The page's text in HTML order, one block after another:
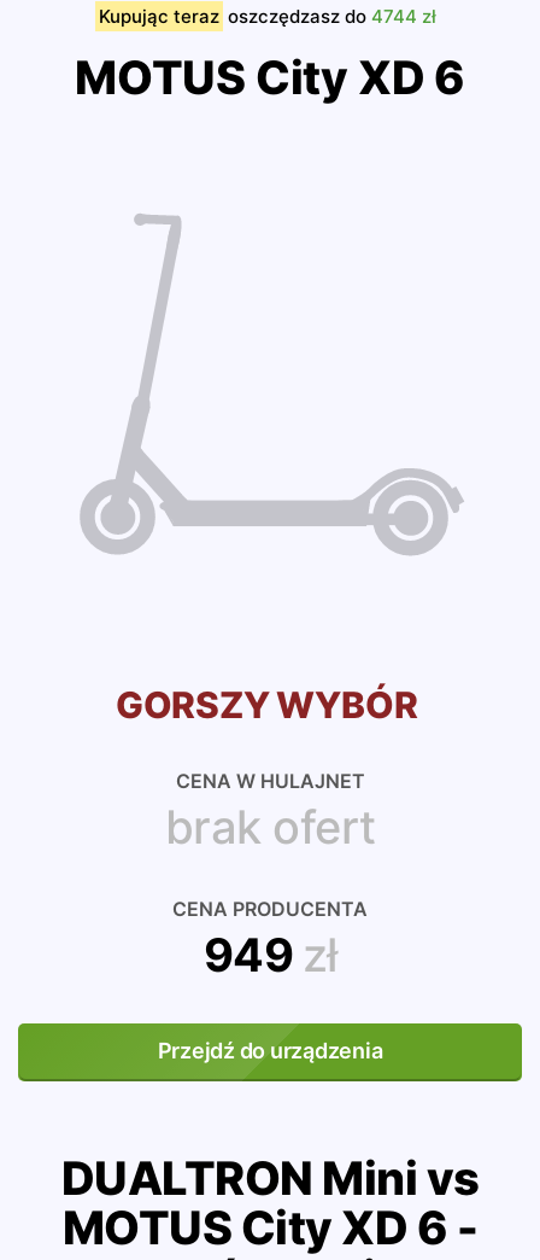
Kupując teraz oszczędzasz do 4744 zł
MOTUS City XD 6
GORSZY WYBÓR
CENA W HULAJNET
brak ofert
CENA PRODUCENTA
949 zł
Przejdź do urządzenia
DUALTRON Mini vs
MOTUS City XD 6 -